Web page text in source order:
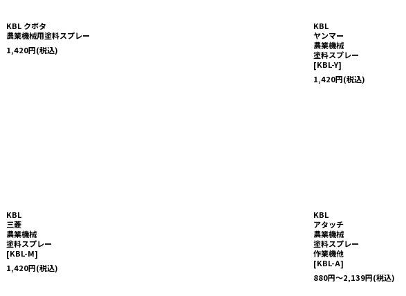
KBL クボタ
農業機械用塗料スプレー
1,420円(税込)
KBL
ヤンマー
農業機械
塗料スプレー
[KBL-Y]
1,420円(税込)
KBL
三菱
農業機械
塗料スプレー
[KBL-M]
1,420円(税込)
KBL
アタッチ
農業機械
塗料スプレー
作業機他
[KBL-A]
880円～2,139円(税込)